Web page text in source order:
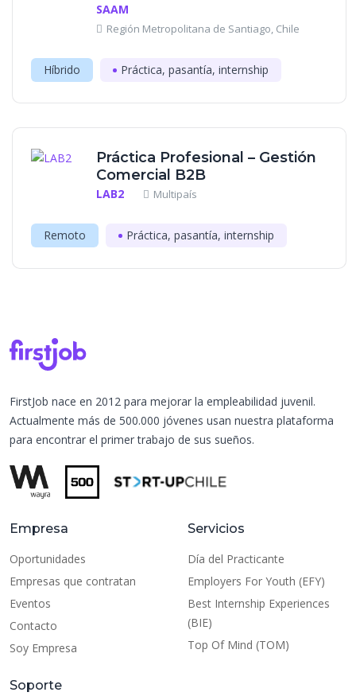
SAAM
Región Metropolitana de Santiago, Chile
Híbrido Práctica, pasantía, internship
Práctica Profesional – Gestión
Comercial B2B
LAB2 Multipaís
Remoto Práctica, pasantía, internship
FirstJob nace en 2012 para mejorar la empleabilidad juvenil.
Actualmente más de 500.000 jóvenes usan nuestra plataforma
para encontrar el primer trabajo de sus sueños.
Empresa
Oportunidades
Empresas que contratan
Eventos
Contacto
Soy Empresa
Servicios
Día del Practicante
Employers For Youth (EFY)
Best Internship Experiences
(BIE)
Top Of Mind (TOM)
Soporte